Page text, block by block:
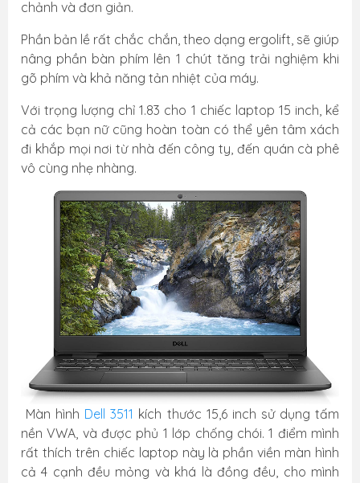
chảnh và đơn giản.
Phần bản lề rất chắc chắn, theo dạng ergolift, sẽ giúp
nâng phần bàn phím lên 1 chút tăng trải nghiệm khi
gõ phím và khả năng tản nhiệt của máy.
Với trọng lượng chỉ 1.83 cho 1 chiếc laptop 15 inch, kể
cả các bạn nữ cũng hoàn toàn có thể yên tâm xách
đi khắp mọi nơi từ nhà đến công ty, đến quán cà phê
vô cùng nhẹ nhàng.
Màn hình Dell 3511 kích thước 15,6 inch sử dụng tấm
nền VWA, và được phủ 1 lớp chống chói. 1 điểm mình
rất thích trên chiếc laptop này là phần viền màn hình
cả 4 cạnh đều mỏng và khá là đồng đều, cho mình